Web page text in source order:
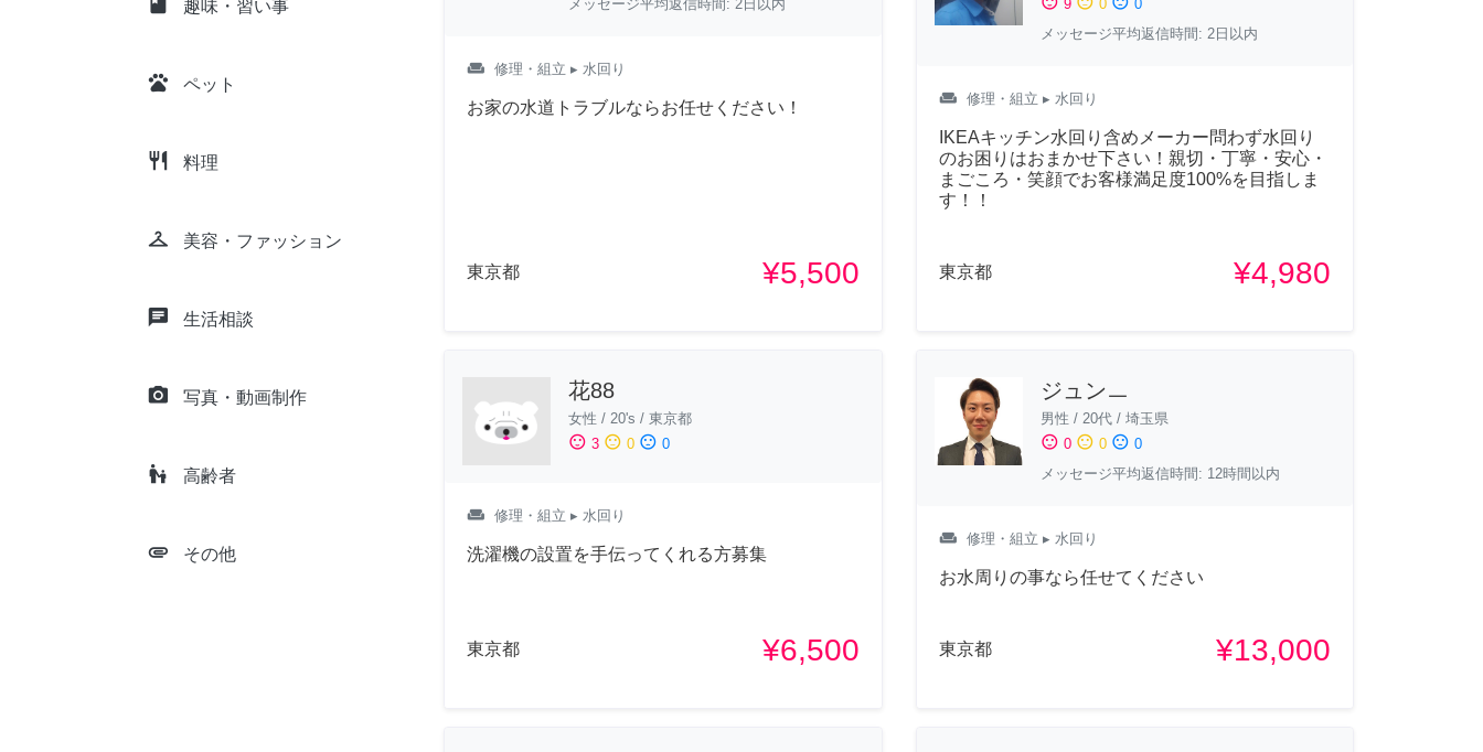
趣味・習い事
pets ペット
restaurant 料理
checkroom 美容・ファッション
chat 生活相談
camera_alt 写真・動画制作
escalator_warning 高齢者
attachment その他
メッセージ平均返信時間: 2日以内
weekend 修理・組立 ▸ 水回り
お家の水道トラブルならお任せください！
東京都 ¥5,500
9 0
0
メッセージ平均返信時間: 2日以内
weekend 修理・組立 ▸ 水回り
IKEAキッチン水回り含めメーカー問わず水回り
のお困りはおまかせ下さい！親切・丁寧・安心・
まごころ・笑顔でお客様満足度100%を目指しま
す！！
東京都 ¥4,980
花88
女性 / 20's / 東京都
sentiment_satisfied 3 sentiment_neutral 0 sentiment_dissatisfied 0
weekend 修理・組立 ▸ 水回り
洗濯機の設置を手伝ってくれる方募集
東京都 ¥6,500
ジュンㅡ
男性 / 20代/ 埼玉県
sentiment_satisfied 0 sentiment_neutral 0 sentiment_dissatisfied 0
メッセージ平均返信時間: 12時間以内
weekend 修理・組立 ▸ 水回り
お水周りの事なら任せてください
東京都 ¥13,000